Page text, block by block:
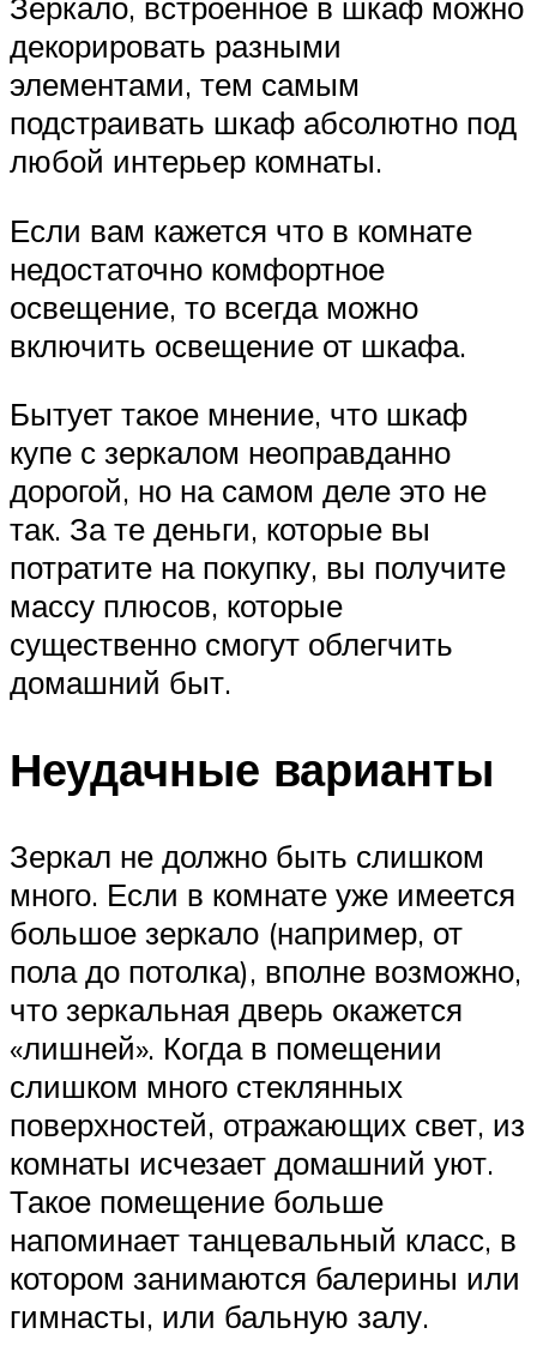
декорировать разными
элементами, тем самым
подстраивать шкаф абсолютно под
любой интерьер комнаты.
Если вам кажется что в комнате
недостаточно комфортное
освещение, то всегда можно
включить освещение от шкафа.
Бытует такое мнение, что шкаф
купе с зеркалом неоправданно
дорогой, но на самом деле это не
так. За те деньги, которые вы
потратите на покупку, вы получите
массу плюсов, которые
существенно смогут облегчить
домашний быт.
Неудачные варианты
Зеркал не должно быть слишком
много. Если в комнате уже имеется
большое зеркало (например, от
пола до потолка), вполне возможно,
что зеркальная дверь окажется
«лишней». Когда в помещении
слишком много стеклянных
поверхностей, отражающих свет, из
комнаты исчезает домашний уют.
Такое помещение больше
напоминает танцевальный класс, в
котором занимаются балерины или
гимнасты, или бальную залу.